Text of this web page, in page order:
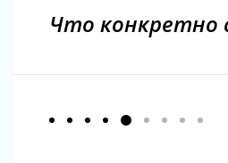
Что конкретно